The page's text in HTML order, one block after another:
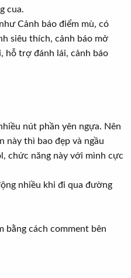
cua.
Cảnh báo điểm mù, có
siêu thích, cảnh báo mở
hỗ trợ đánh lái, cảnh báo
nút phần yên ngựa. Nên
này thì bao đẹp và ngầu
chức năng này với mình cực
nhiều khi đi qua đường
bằng cách comment bên